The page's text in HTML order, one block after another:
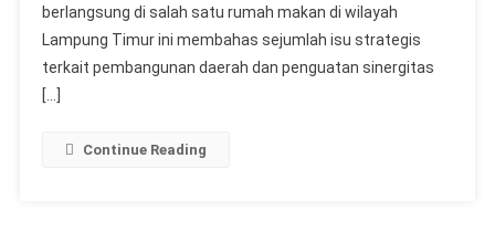
berlangsung di salah satu rumah makan di wilayah
Lampung Timur ini membahas sejumlah isu strategis
terkait pembangunan daerah dan penguatan sinergitas
[…]
Continue Reading